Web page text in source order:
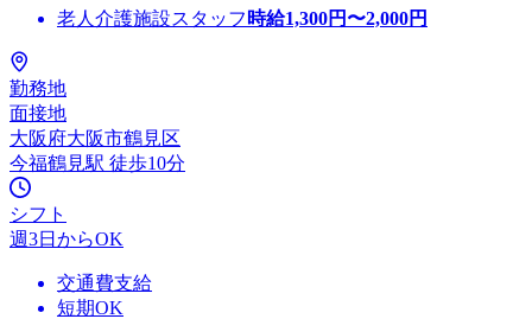
老人介護施設スタッフ 時給1,300円〜2,000円
勤務地
面接地
大阪府大阪市鶴見区
今福鶴見駅 徒歩10分
シフト
週3日からOK
交通費支給
短期OK